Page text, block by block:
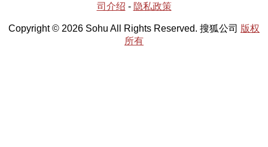
司介绍 - 隐私政策
Copyright © 2026 Sohu All Rights Reserved. 搜狐公司 版权
所有